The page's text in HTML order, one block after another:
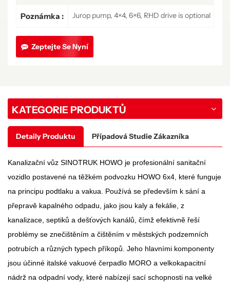
Poznámka : Jurop pump, 4×4, 6×6, RHD drive is optional
Zeptejte Se Nyní
KATEGORIE PRODUKTŮ
Detaily Produktu Případová Studie Zákazníka
Kanalizační vůz SINOTRUK HOWO je profesionální sanitační
vozidlo postavené na těžkém podvozku HOWO 6x4, které funguje
na principu podtlaku a vakua. Používá se především k sání a
přepravě kapalného odpadu, jako jsou kaly a fekálie, z
kanalizace, septiků a dešťových kanálů, čímž efektivně řeší
problémy se znečištěním a čištěním v městských podzemních
potrubích a různých typech příkopů. Jeho hlavními komponenty
jsou účinné italské vakuové čerpadlo MORO a velkokapacitní
nádrž na odpadní vody, které nabízejí sací schopnosti na velké